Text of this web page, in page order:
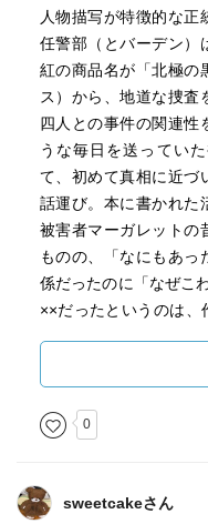
人物描写が特徴的な正
任警部（とバーデン）
紅の商品名が「北極の
ス）から、地道な捜査
四人との事件の関連性
うな毎日を送ってい
て、初めて真相に近づ
話運び。本に書かれた
被害者マーガレットの
ものの、「なにもあっ
係だったのに「なぜこ
××だったというのは、
ら粗（犯行時刻の割
して読める良作。
0
sweetcakeさん